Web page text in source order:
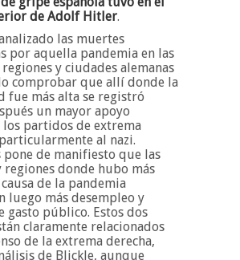
de Adolf Hitler.
las muertes
por aquella pandemia en las
y ciudades alemanas
comprobar que allí donde la
fue más alta se registró
un mayor apoyo
los partidos de extrema
al nazi.
pone de manifiesto que las
regiones donde hubo más
de la pandemia
luego más desempleo y
gasto público. Estos dos
claramente relacionados
de la extrema derecha,
de Blickle, aunque